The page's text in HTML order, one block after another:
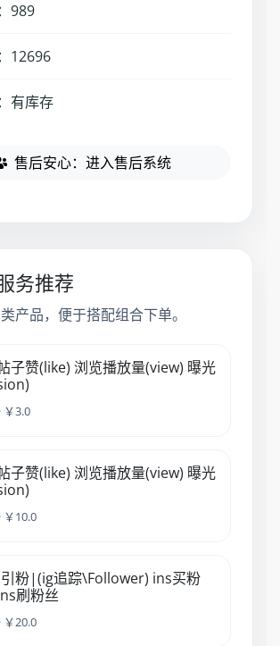
989
12696
有库存
售后安心：进入售后系统
务推荐
产品，便于搭配组合下单。
子赞(like) 浏览播放量(view) 曝光
￥3.0
子赞(like) 浏览播放量(view) 曝光
￥10.0
粉|(ig追踪\Follower) ins买粉
刷粉丝
￥20.0